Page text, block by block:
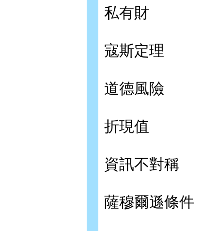
私有財
寇斯定理
道德風險
折現值
資訊不對稱
薩穆爾遜條件